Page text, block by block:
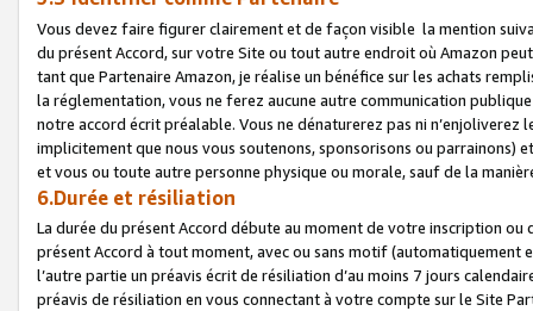
Vous devez faire figurer clairement et de façon visible la mention
du présent Accord, sur votre Site ou tout autre endroit où Amazon
tant que Partenaire Amazon, je réalise un bénéfice sur les achats
la réglementation, vous ne ferez aucune autre communication
notre accord écrit préalable. Vous ne dénaturerez pas ni
implicitement que nous vous soutenons, sponsorisons ou parrainons)
et vous ou toute autre personne physique ou morale, sauf de la
6.Durée et résiliation
La durée du présent Accord débute au moment de votre inscription
présent Accord à tout moment, avec ou sans motif (automatiquement
l’autre partie un préavis écrit de résiliation d’au moins 7 jours
préavis de résiliation en vous connectant à votre compte sur le Site